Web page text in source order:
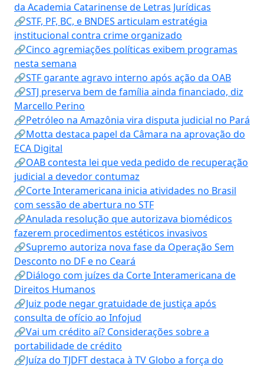
da Academia Catarinense de Letras Jurídicas
🔗STF, PF, BC, e BNDES articulam estratégia
institucional contra crime organizado
🔗Cinco agremiações políticas exibem programas
nesta semana
🔗STF garante agravo interno após ação da OAB
🔗STJ preserva bem de família ainda financiado, diz
Marcello Perino
🔗Petróleo na Amazônia vira disputa judicial no Pará
🔗Motta destaca papel da Câmara na aprovação do
ECA Digital
🔗OAB contesta lei que veda pedido de recuperação
judicial a devedor contumaz
🔗Corte Interamericana inicia atividades no Brasil
com sessão de abertura no STF
🔗Anulada resolução que autorizava biomédicos
fazerem procedimentos estéticos invasivos
🔗Supremo autoriza nova fase da Operação Sem
Desconto no DF e no Ceará
🔗Diálogo com juízes da Corte Interamericana de
Direitos Humanos
🔗Juiz pode negar gratuidade de justiça após
consulta de ofício ao Infojud
🔗Vai um crédito aí? Considerações sobre a
portabilidade de crédito
🔗Juíza do TJDFT destaca à TV Globo a força do